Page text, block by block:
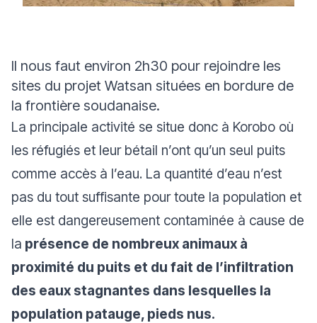
Il nous faut environ 2h30 pour rejoindre les
sites du projet Watsan situées en bordure de
la frontière soudanaise.
La principale activité se situe donc à Korobo où
les réfugiés et leur bétail n’ont qu’un seul puits
comme accès à l’eau. La quantité d’eau n’est
pas du tout suffisante pour toute la population et
elle est dangereusement contaminée à cause de
la présence de nombreux animaux à
proximité du puits et du fait de l’infiltration
des eaux stagnantes dans lesquelles la
population patauge, pieds nus.